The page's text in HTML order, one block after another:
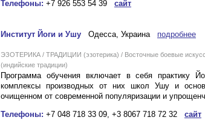
Телефоны: +7 926 553 54 39 сайт
Институт Йоги и Ушу Одесса, Украина подробнее
ЭЗОТЕРИКА / ТРАДИЦИИ (эзотерика) / Восточные боевые
(индийские традиции)
Программа обучения включает в себя практику
комплексы производных от них школ Ушу и
очищенном от современной популяризации и
Телефоны: +7 048 718 33 09, +3 8067 718 72 32 сайт